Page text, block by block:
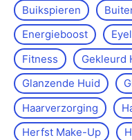
Buikspieren
Energieboost
Fitness
Gekleurd
Glanzende Huid
Haarverzorging
Herfst Make-Up